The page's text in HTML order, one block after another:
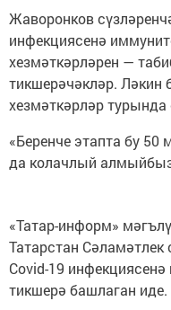
Жаворонков
инфекциясенә
хезмәткәрләрен —
тикшерәчәкләр. Ләкин
хезмәткәрләр
«Беренче этапта бу
да колачлый
«Татар-информ»
Татарстан
Covid-19
тикшерә башлаган иде.